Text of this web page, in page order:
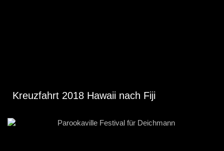
Kreuzfahrt 2018 Hawaii nach Fiji